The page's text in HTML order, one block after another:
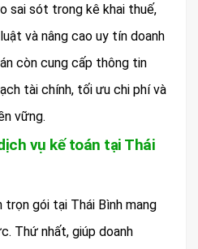
sai sót trong kê khai thuế,
và nâng cao uy tín doanh
còn cung cấp thông tin
tài chính, tối ưu chi phí và
vững.
vụ kế toán tại Thái
gói tại Thái Bình mang
Thứ nhất, giúp doanh